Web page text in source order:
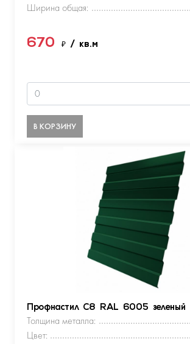
Ширина общая:
670 ₽ / кв.м
В КОРЗИНУ
Профнастил С8 RAL 6005
Толщина металла:
Цвет: